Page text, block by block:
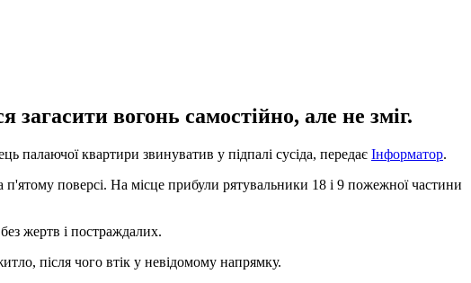
вогонь самостійно, але не зміг.
квартири звинуватив у підпалі сусіда, передає Інформатор.
поверсі. На місце прибули рятувальники 18 і 9 пожежної частини
жертв і постраждалих.
після чого втік у невідомому напрямку.